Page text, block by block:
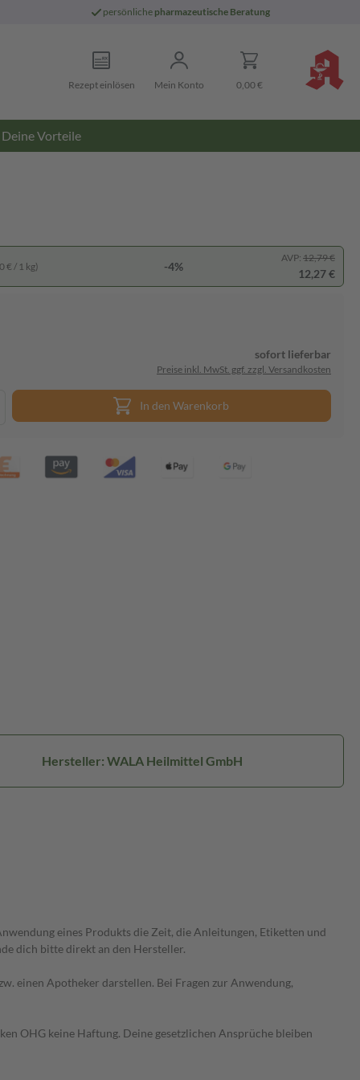
persönliche pharmazeutische Beratung
Rezept einlösen Mein Konto 0,00 €
Deine Vorteile
€ / 1 kg) -4%
AVP: 12,79 €
12,27 €
sofort lieferbar
Preise inkl. MwSt. ggf. zzgl. Versandkosten
In den Warenkorb
Hersteller: WALA Heilmittel GmbH
eines Produkts die Zeit, die Anleitungen, Etiketten und
dich bitte direkt an den Hersteller.
einen Apotheker darstellen. Bei Fragen zur Anwendung,
OHG keine Haftung. Deine gesetzlichen Ansprüche bleiben